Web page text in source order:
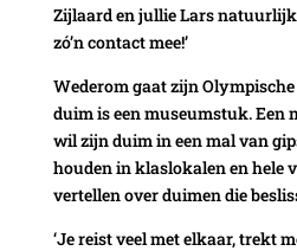
Zijlaard en jullie Lars
zó’n contact mee!’
Wederom gaat zijn
duim is een museumstuk. Een
wil zijn duim in een mal van
houden in klaslokalen en hele
vertellen over duimen die
‘Je reist veel met elkaar, trekt